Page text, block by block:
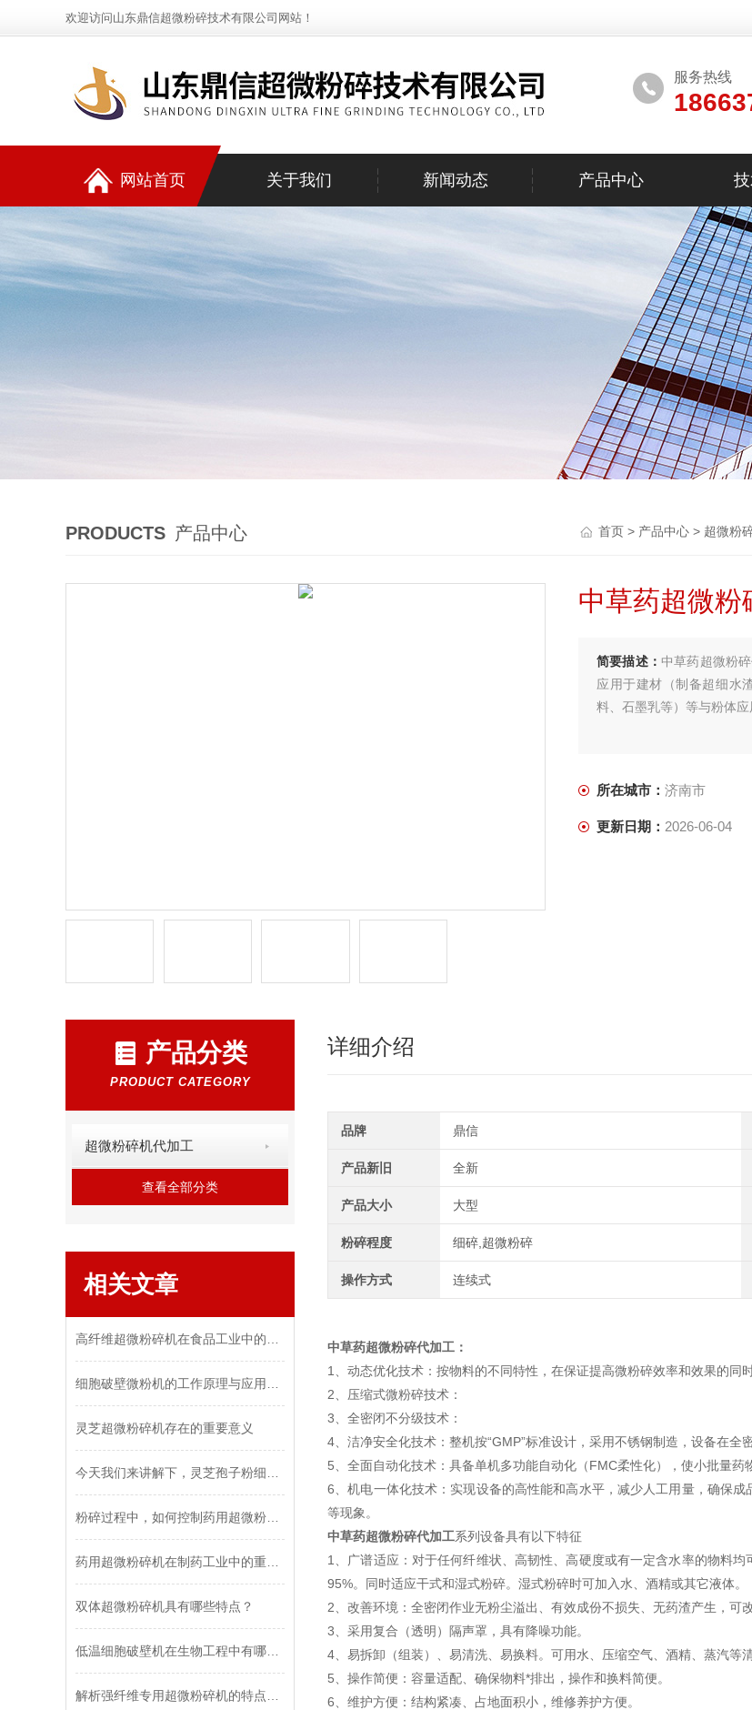
欢迎访问山东鼎信超微粉碎技术有限公司网站！
服务热线
网站首页 关于我们 新闻动态 产品中心
PRODUCTS 产品中心 首页 > 产品中心 > 超微粉
中草药超微粉
简要描述： 中草药超微粉
应用于建材（制备超细水
料、石墨乳等）等与粉体应
所在城市： 济南市
更新日期： 2026-06-04
产品分类
PRODUCT CATEGORY
超微粉碎机代加工
查看全部分类
相关文章
灵芝超微粉碎机存在的重要意义
双体超微粉碎机具有哪些特点？
详细介绍
品牌 鼎信
产品新旧 全新
产品大小 大型
粉碎程度 细碎,超微粉碎
操作方式 连续式
中草药超微粉碎代加工 ：
1、动态优化技术：按物料的不同特性，在保证提高微粉碎效率和效果的同
2、压缩式微粉碎技术：
3、全密闭不分级技术：
4、洁净安全化技术：整机按“GMP”标准设计，采用不锈钢制造，设备在全
5、全面自动化技术：具备单机多功能自动化（FMC柔性化），使小批量药
6、机电一体化技术：实现设备的高性能和高水平，减少人工用量，确保
等现象。
中草药超微粉碎代加工系列设备具有以下特征
1、广谱适应：对于任何纤维状、高韧性、高硬度或有一定含水率的物料
95%。同时适应干式和湿式粉碎。湿式粉碎时可加入水、酒精或其它液体。
2、改善环境：全密闭作业无粉尘溢出、有效成份不损失、无药渣产生，可
3、采用复合（透明）隔声罩，具有降噪功能。
4、易拆卸（组装）、易清洗、易换料。可用水、压缩空气、酒精、蒸汽等清
5、操作简便：容量适配、确保物料*排出，操作和换料简便。
6、维护方便：结构紧凑、占地面积小，维修养护方便。